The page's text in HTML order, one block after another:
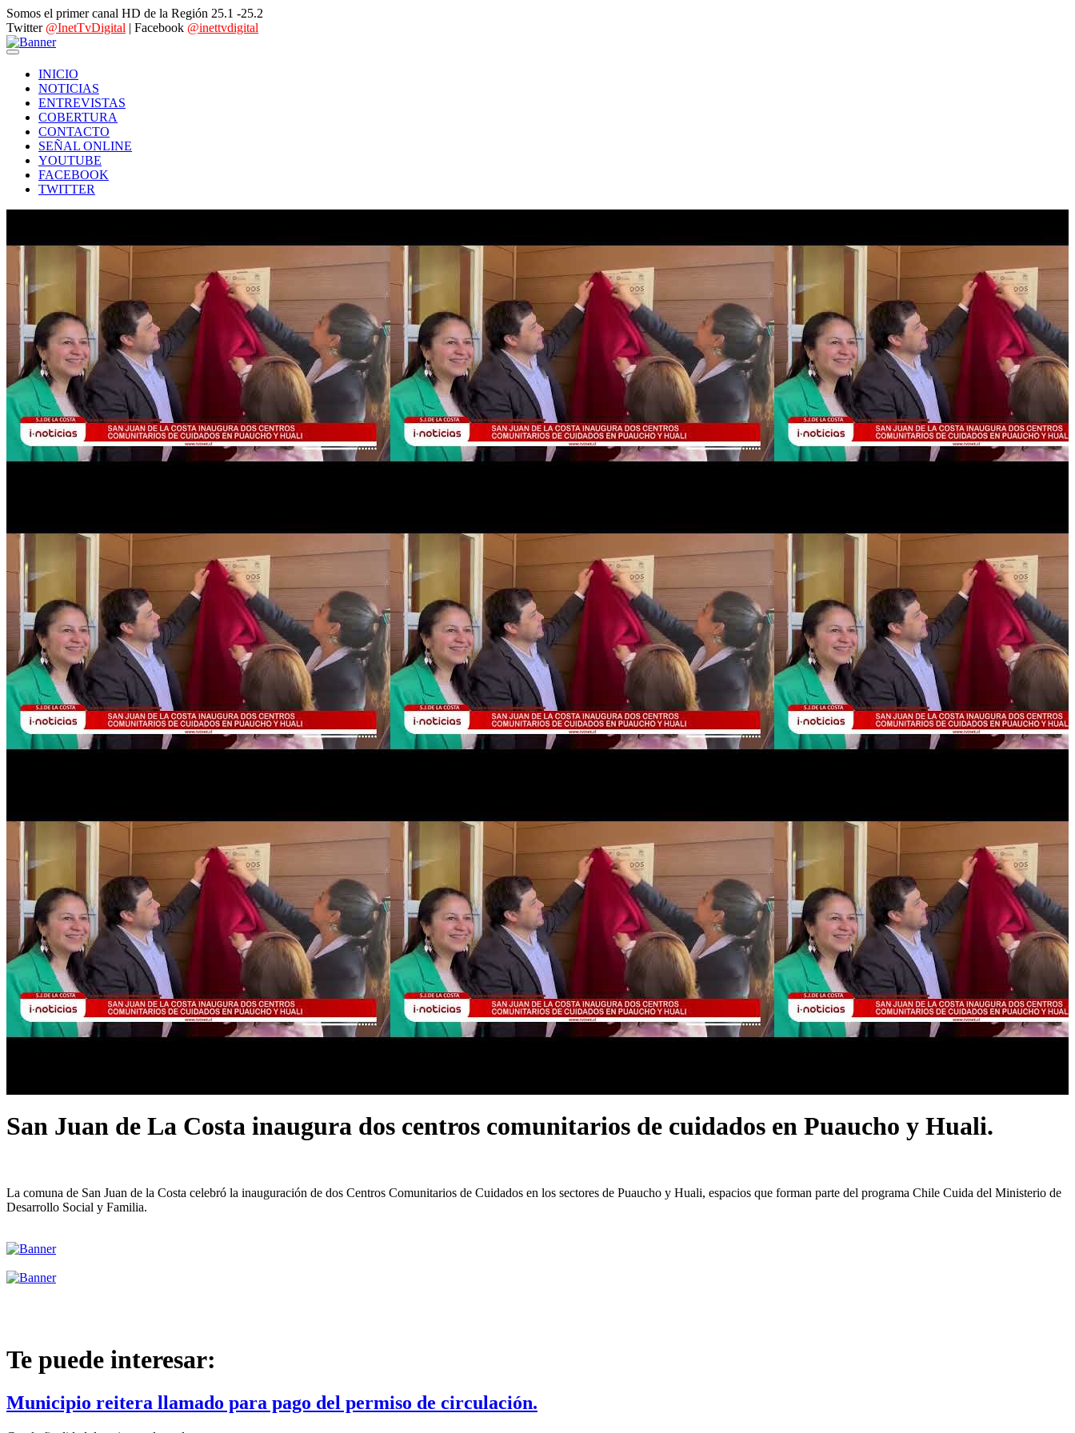
Somos el primer canal HD de la Región 25.1 -25.2
Twitter @InetTvDigital | Facebook @inettvdigital
INICIO
NOTICIAS
ENTREVISTAS
COBERTURA
CONTACTO
SEÑAL ONLINE
YOUTUBE
FACEBOOK
TWITTER
San Juan de La Costa inaugura dos centros comunitarios de cuidados en Puaucho y Huali.
La comuna de San Juan de la Costa celebró la inauguración de dos Centros Comunitarios de Cuidados en los sectores de Puaucho y Huali, espacios que forman parte del programa Chile Cuida del Ministerio de
Desarrollo Social y Familia.
Te puede interesar:
Municipio reitera llamado para pago del permiso de circulación.